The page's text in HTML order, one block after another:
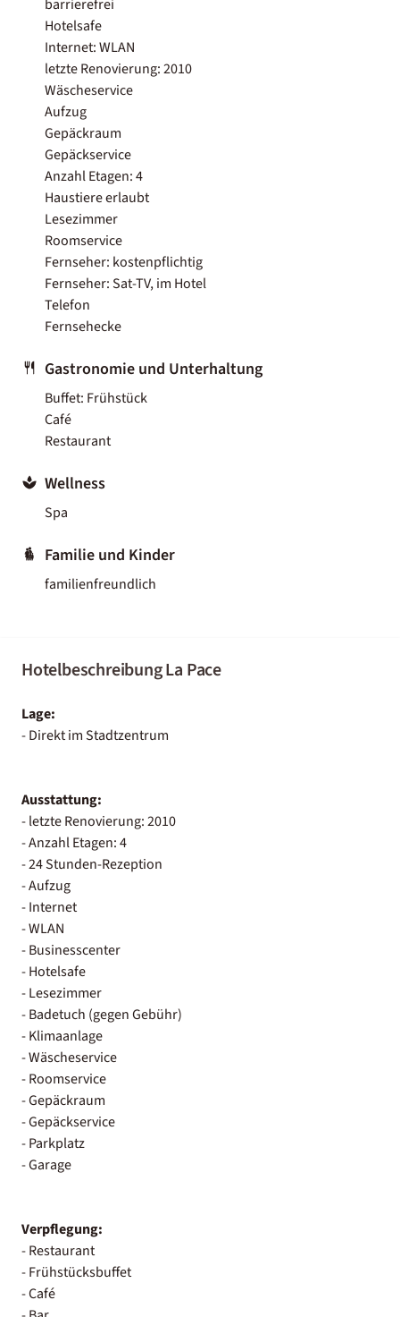
barrierefrei
Hotelsafe
Internet: WLAN
letzte Renovierung: 2010
Wäscheservice
Aufzug
Gepäckraum
Gepäckservice
Anzahl Etagen: 4
Haustiere erlaubt
Lesezimmer
Roomservice
Fernseher: kostenpflichtig
Fernseher: Sat-TV, im Hotel
Telefon
Fernsehecke
Gastronomie und Unterhaltung
Buffet: Frühstück
Café
Restaurant
Wellness
Spa
Familie und Kinder
familienfreundlich
Hotelbeschreibung La Pace
Lage:
- Direkt im Stadtzentrum
Ausstattung:
- letzte Renovierung: 2010
- Anzahl Etagen: 4
- 24 Stunden-Rezeption
- Aufzug
- Internet
- WLAN
- Businesscenter
- Hotelsafe
- Lesezimmer
- Badetuch (gegen Gebühr)
- Klimaanlage
- Wäscheservice
- Roomservice
- Gepäckraum
- Gepäckservice
- Parkplatz
- Garage
Verpflegung:
- Restaurant
- Frühstücksbuffet
- Café